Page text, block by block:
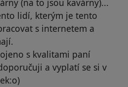
(na to jsou kavárny)...
lidí, kterým je tento
s internetem a
s kvalitami paní
a vyplatí se si v